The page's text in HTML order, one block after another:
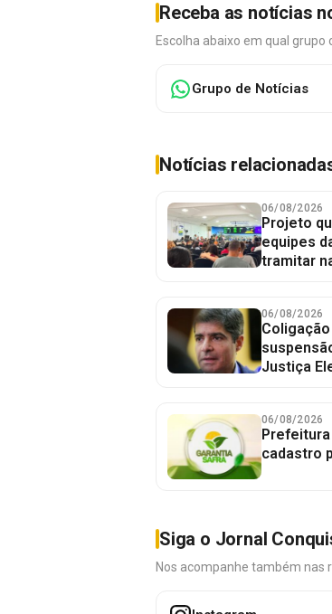
Receba as notícias
Escolha abaixo em qual
Grupo de Notícias
Notícias
06/08/2026
Projeto
equipes
tramitar
06/08/2026
Justiça
06/08/2026
cadastro
Siga o Jornal
Nos acompanhe também nas